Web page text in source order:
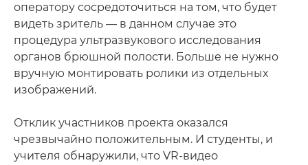
оператору сосредоточиться на том, что будет
видеть зритель — в данном случае это
процедура ультразвукового исследования
органов брюшной полости. Больше не нужно
вручную монтировать ролики из отдельных
изображений.
Отклик участников проекта оказался
чрезвычайно положительным. И студенты, и
учителя обнаружили, что VR-видео